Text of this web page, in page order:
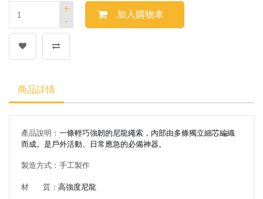
-
+
加入購物車
商品詳情
產品說明： 一條輕巧強韌的尼龍繩索，內部由多條獨立細芯編織
而成。是戶外活動、日常應急的必備神器。
製造方式：手工製作
材 質 ： 高強度尼龍